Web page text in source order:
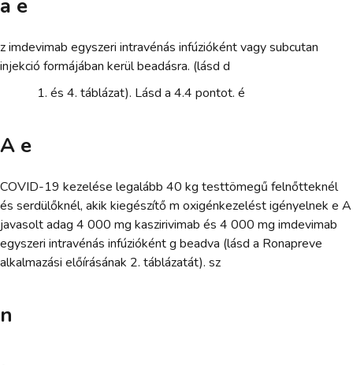
a e
z imdevimab egyszeri intravénás infúzióként vagy subcutan
injekció formájában kerül beadásra. (lásd d
és 4. táblázat). Lásd a 4.4 pontot. é
A e
COVID-19 kezelése legalább 40 kg testtömegű felnőtteknél
és serdülőknél, akik kiegészítő m oxigénkezelést igényelnek e A
javasolt adag 4 000 mg kaszirivimab és 4 000 mg imdevimab
egyszeri intravénás infúzióként g beadva (lásd a Ronapreve
alkalmazási előírásának 2. táblázatát). sz
n